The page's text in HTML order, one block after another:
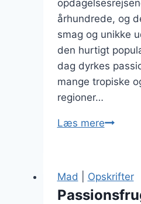
århundrede, og
smag og unikke
den hurtigt
dag dyrkes
mange tropiske
regioner…
Læs mere
med
Mad Opskrifter